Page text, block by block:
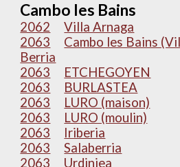
Cambo les Bains
2062
Villa Arnaga
2063
Cambo les Bains
Berria
2063
ETCHEGOYEN
2063
BURLASTEA
2063
LURO (maison)
2063
LURO (moulin)
2063
Iriberia
2063
Salaberria
2063
Urdiniea